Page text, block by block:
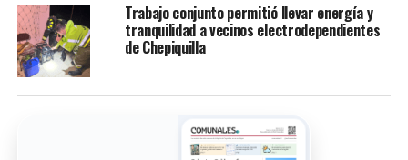
Trabajo conjunto permitió llevar energía y
tranquilidad a vecinos electrodependientes
de Chepiquilla